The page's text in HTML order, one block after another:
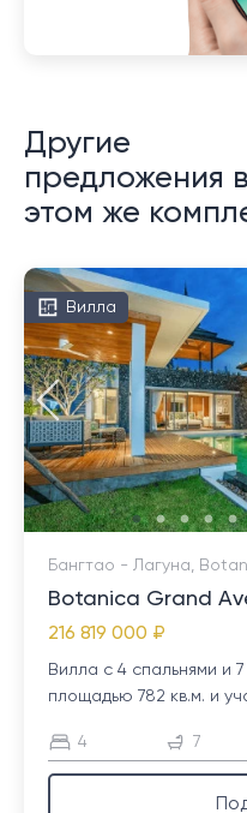
Другие
предложения в
этом же
Вилла
Бангтао - Лагуна,
Botanica Grand
216 819 000 ₽
Вилла с 4 спальнями и
площадью 782 кв.м. и
4 7